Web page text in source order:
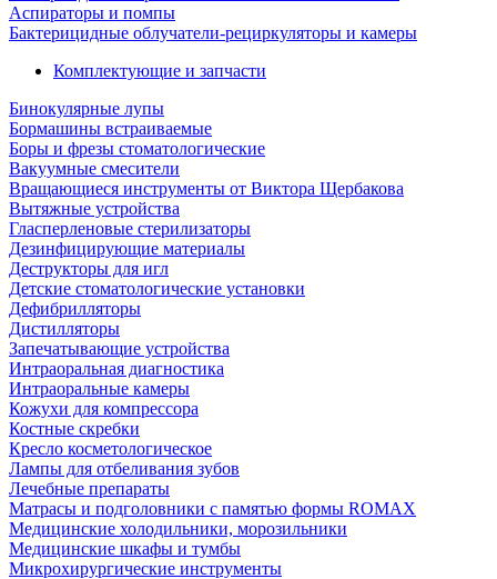
Аспираторы и помпы
Бактерицидные облучатели-рециркуляторы и камеры
Комплектующие и запчасти
Бинокулярные лупы
Бормашины встраиваемые
Боры и фрезы стоматологические
Вакуумные смесители
Вращающиеся инструменты от Виктора Щербакова
Вытяжные устройства
Гласперленовые стерилизаторы
Дезинфицирующие материалы
Деструкторы для игл
Детские стоматологические установки
Дефибрилляторы
Дистилляторы
Запечатывающие устройства
Интраоральная диагностика
Интраоральные камеры
Кожухи для компрессора
Костные скребки
Кресло косметологическое
Лампы для отбеливания зубов
Лечебные препараты
Матрасы и подголовники с памятью формы ROMAX
Медицинские холодильники, морозильники
Медицинские шкафы и тумбы
Микрохирургические инструменты